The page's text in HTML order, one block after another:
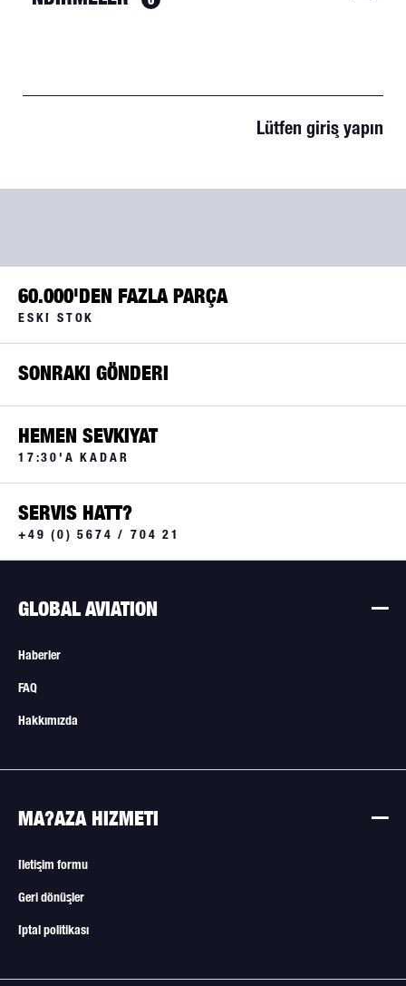
Lütfen giriş yapın
60.000'DEN FAZLA PARÇA
ESKI STOK
SONRAKI GÖNDERI
HEMEN SEVKIYAT
17:30'A KADAR
SERVIS HATT?
+49 (0) 5674 / 704 21
GLOBAL AVIATION
Haberler
FAQ
Hakkımızda
MA?AZA HIZMETI
İletişim formu
Geri dönüşler
İptal politikası